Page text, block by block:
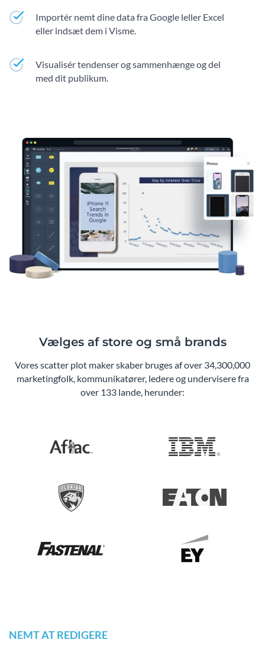
Importér nemt dine data fra Google leller Excel
eller indsæt dem i Visme.
Visualisér tendenser og sammenhænge og del
med dit publikum.
Vælges af store og små brands
Vores scatter plot maker skaber bruges af over 34,300,000
marketingfolk, kommunikatører, ledere og undervisere fra
over 133 lande, herunder:
NEMT AT REDIGERE